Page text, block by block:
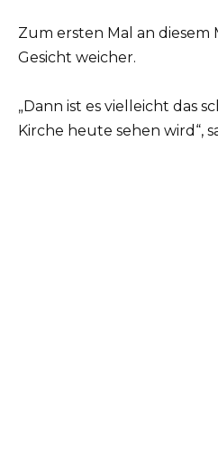
Zum ersten Mal an
Gesicht weicher.
„Dann ist es vielleicht das
Kirche heute sehen wird“,